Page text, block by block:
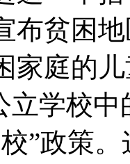
布贫困
家庭的
立学校
”政策